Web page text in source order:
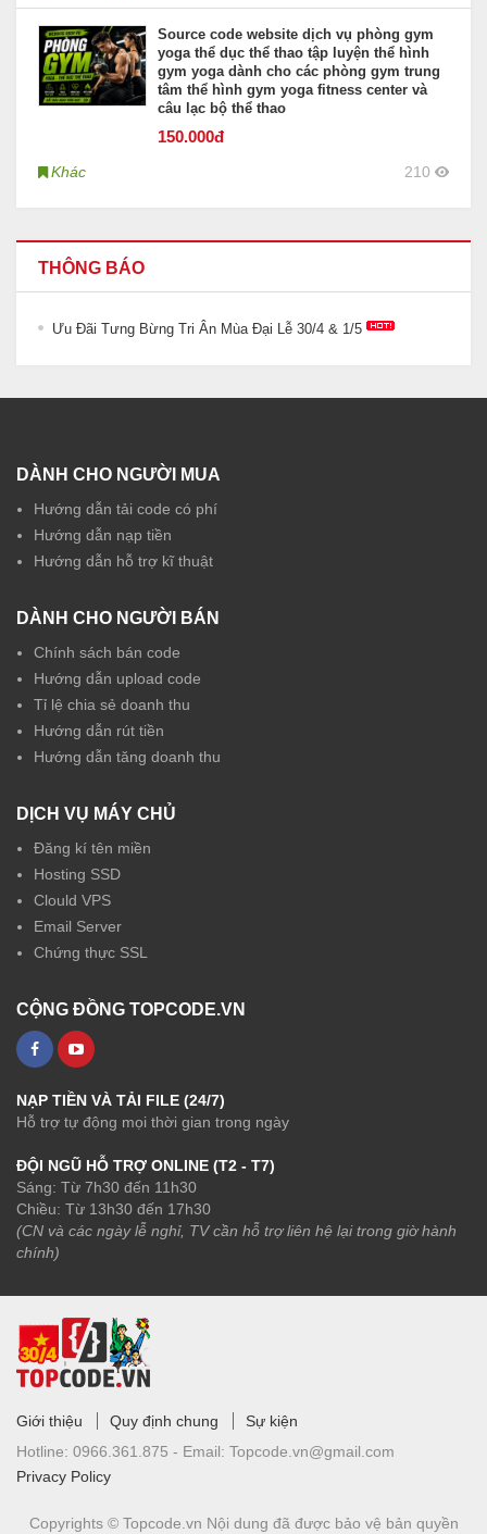
Source code website dịch vụ phòng gym
yoga thể dục thể thao tập luyện thể hình
gym yoga dành cho các phòng gym trung
tâm thể hình gym yoga fitness center và
câu lạc bộ thể thao
150.000đ
Khác 210
THÔNG BÁO
Ưu Đãi Tưng Bừng Tri Ân Mùa Đại Lễ 30/4 & 1/5
DÀNH CHO NGƯỜI MUA
Hướng dẫn tải code có phí
Hướng dẫn nạp tiền
Hướng dẫn hỗ trợ kĩ thuật
DÀNH CHO NGƯỜI BÁN
Chính sách bán code
Hướng dẫn upload code
Tỉ lệ chia sẻ doanh thu
Hướng dẫn rút tiền
Hướng dẫn tăng doanh thu
DỊCH VỤ MÁY CHỦ
Đăng kí tên miền
Hosting SSD
Clould VPS
Email Server
Chứng thực SSL
CỘNG ĐỒNG TOPCODE.VN
NẠP TIỀN VÀ TẢI FILE (24/7)
Hỗ trợ tự động mọi thời gian trong ngày
ĐỘI NGŨ HỖ TRỢ ONLINE (T2 - T7)
Sáng: Từ 7h30 đến 11h30
Chiều: Từ 13h30 đến 17h30
(CN và các ngày lễ nghỉ, TV cần hỗ trợ liên hệ lại trong giờ hành
chính)
Giới thiệu Quy định chung
Sự kiện
Hotline: 0966.361.875 - Email: Topcode.vn@gmail.com
Privacy Policy
Copyrights © Topcode.vn Nội dung đã được bảo vệ bản quyền